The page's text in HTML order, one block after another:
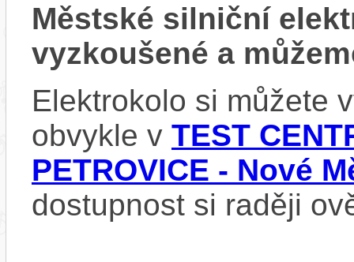
Městské silniční
vyzkoušené a
Elektrokolo si můžete
obvykle v TEST
PETROVICE - Nové
dostupnost si raději